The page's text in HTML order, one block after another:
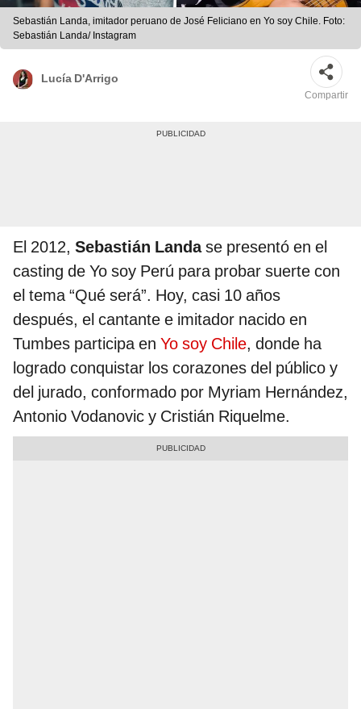
Sebastián Landa, imitador peruano de José Feliciano en Yo soy Chile. Foto:
Sebastián Landa/ Instagram
Lucía D'Arrigo
Compartir
El 2012, Sebastián Landase presentó en el
casting de Yo soy Perú para probar suerte con
el tema “Qué será”. Hoy, casi 10 años
después, el cantante e imitador nacido en
Tumbes participa en Yo soy Chile, donde ha
logrado conquistar los corazones del público y
del jurado, conformado por Myriam Hernández,
Antonio Vodanovic y Cristián Riquelme.